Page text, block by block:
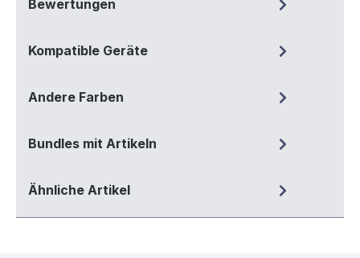
Bewertungen
Kompatible Geräte
Andere Farben
Bundles mit Artikeln
Ähnliche Artikel